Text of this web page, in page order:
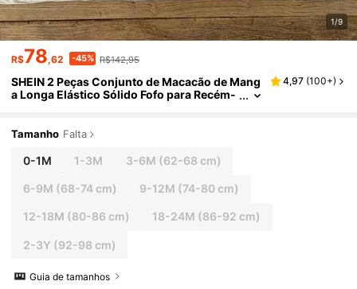
1/9
R$78,62 -45% R$142,95
SHEIN 2 Peças Conjunto de Macacão de Mang
a Longa Elástico Sólido Fofo para Recém-
4,97 (100+)
Tamanho Falta
0-1M 1-3M 3-6M (62-68 cm)
6-9M (68-74 cm) 9-12M (74-80 cm)
12-18M (80-86 cm) 18-24M (86-92 cm)
2-3Y (92-98 cm)
Guia de tamanhos